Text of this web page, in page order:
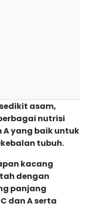
asam,
nutrisi
yang baik untuk
tubuh.
kacang
dengan
panjang
dan A serta